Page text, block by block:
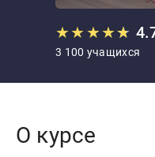
★★★★★
★
3 100 учащихся
О курсе